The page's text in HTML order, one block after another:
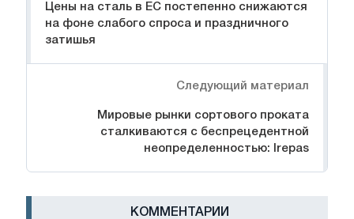
Цены на сталь в ЕС постепенно снижаются
на фоне слабого спроса и праздничного
затишья
Следующий материал
Мировые рынки сортового проката
сталкиваются с беспрецедентной
неопределенностью: Irepas
КОММЕНТАРИИ